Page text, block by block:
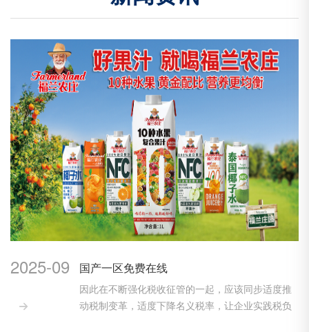
2025-09

国产一区免费在线
因此在不断强化税收征管的一起，应该同步适度推
动税制变革，适度下降名义税率，让企业实践税负